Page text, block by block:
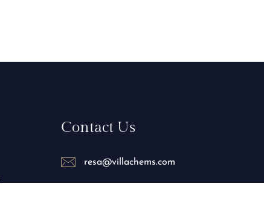
Contact Us
resa@villachems.com